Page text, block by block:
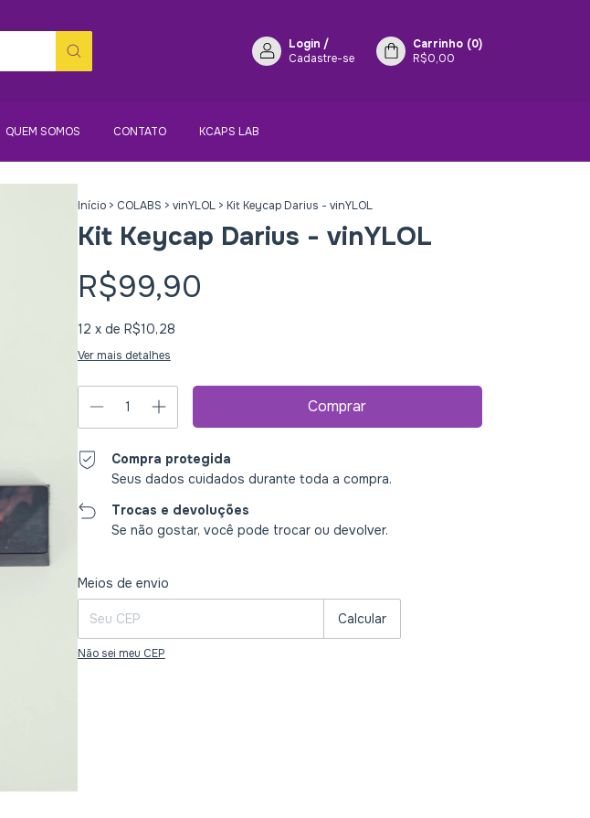
Login /
Cadastre-se
Carrinho (0)
R$0,00
QUEM SOMOS CONTATO KCAPS LAB
Início > COLABS > vinYLOL > Kit Keycap Darius - vinYLOL
Kit Keycap Darius - vinYLOL
R$99,90
12 x de R$10,28
Ver mais detalhes
Compra protegida
Seus dados cuidados durante toda a compra.
Trocas e devoluções
Se não gostar, você pode trocar ou devolver.
Entregas para o CEP:
Meios de envio
Calcular
Não sei meu CEP